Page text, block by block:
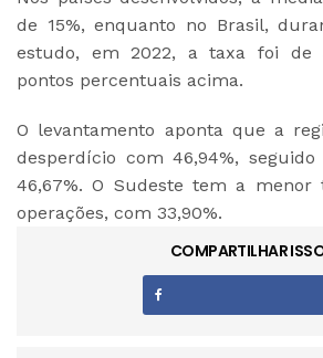
de 15%, enquanto no Brasil,
estudo, em 2022, a taxa foi de
pontos percentuais acima.
O levantamento aponta que a
desperdício com 46,94%,
46,67%. O Sudeste tem a menor
operações, com 33,90%.
COMPARTILHAR